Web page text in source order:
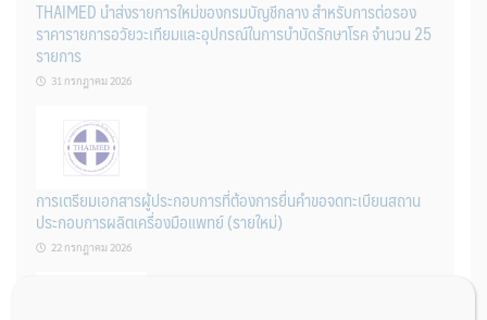
THAIMED นำส่งรายการใหม่ของกรมบัญชีกลาง สำหรับการต่อรอง
ราคารายการอวัยวะเทียมและอุปกรณ์ในการบำบัดรักษาโรค จำนวน 25
รายการ
31 กรกฎาคม 2026
การเตรียมเอกสารผู้ประกอบการที่ต้องการยื่นคำขอจดทะเบียนสถาน
ประกอบการผลิตเครื่องมือแพทย์ (รายใหม่)
22 กรกฎาคม 2026